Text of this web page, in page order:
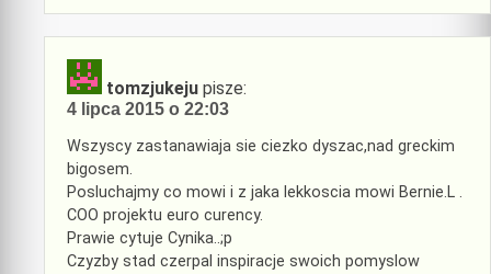
tomzjukeju pisze:
4 lipca 2015 o 22:03
Wszyscy zastanawiaja sie ciezko dyszac,nad greckim
bigosem.
Posluchajmy co mowi i z jaka lekkoscia mowi Bernie.L .
COO projektu euro curency.
Prawie cytuje Cynika..;p
Czyzby stad czerpal inspiracje swoich pomyslow